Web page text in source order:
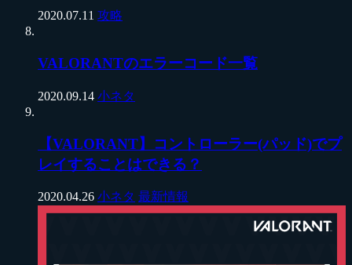
2020.07.11 攻略
VALORANTのエラーコード一覧
2020.09.14 小ネタ
【VALORANT】コントローラー(パッド)でプ
レイすることはできる？
2020.04.26 小ネタ 最新情報